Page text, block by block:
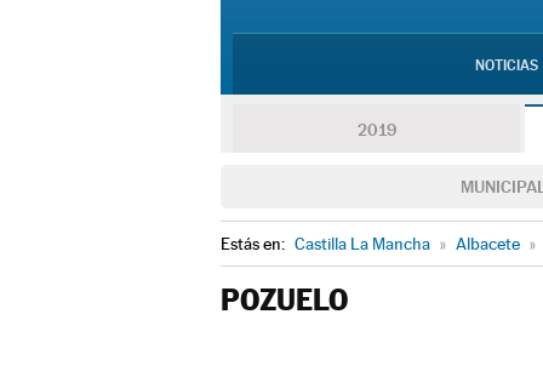
NOTICIAS
2019
Estás en: Castilla La Mancha » Albacete »
POZUELO